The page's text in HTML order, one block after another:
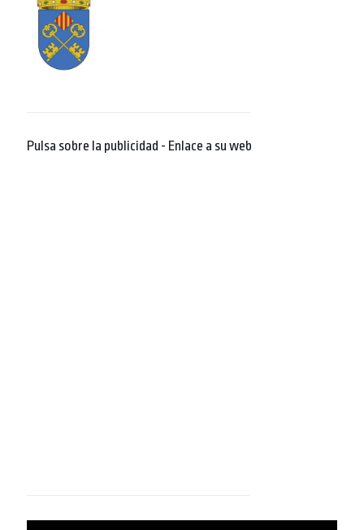
Pulsa sobre la publicidad - Enlace a su web